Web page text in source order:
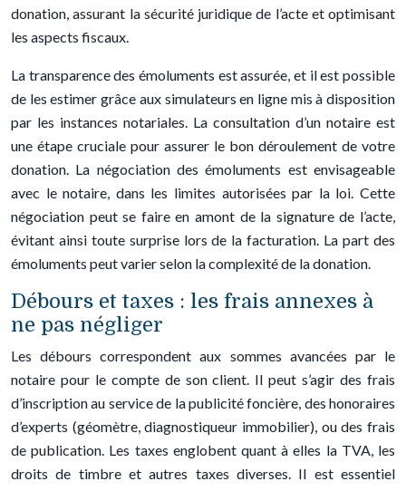
donation, assurant la sécurité juridique de l’acte et optimisant
les aspects fiscaux.
La transparence des émoluments est assurée, et il est possible
de les estimer grâce aux simulateurs en ligne mis à disposition
par les instances notariales. La consultation d’un notaire est
une étape cruciale pour assurer le bon déroulement de votre
donation. La négociation des émoluments est envisageable
avec le notaire, dans les limites autorisées par la loi. Cette
négociation peut se faire en amont de la signature de l’acte,
évitant ainsi toute surprise lors de la facturation. La part des
émoluments peut varier selon la complexité de la donation.
Débours et taxes : les frais annexes à
ne pas négliger
Les débours correspondent aux sommes avancées par le
notaire pour le compte de son client. Il peut s’agir des frais
d’inscription au service de la publicité foncière, des honoraires
d’experts (géomètre, diagnostiqueur immobilier), ou des frais
de publication. Les taxes englobent quant à elles la TVA, les
droits de timbre et autres taxes diverses. Il est essentiel